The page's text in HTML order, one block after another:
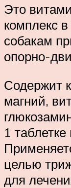
Это
комплекс
собакам
опорно-
Содержит
магний,
1
целью
для